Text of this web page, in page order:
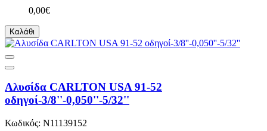
0,00€
Καλάθι
Αλυσίδα CARLTON USA 91-52
οδηγοί-3/8''-0,050''-5/32''
Κωδικός: N11139152